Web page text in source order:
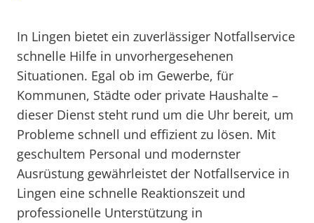
In Lingen bietet ein zuverlässiger Notfallservice
schnelle Hilfe in unvorhergesehenen
Situationen. Egal ob im Gewerbe, für
Kommunen, Städte oder private Haushalte –
dieser Dienst steht rund um die Uhr bereit, um
Probleme schnell und effizient zu lösen. Mit
geschultem Personal und modernster
Ausrüstung gewährleistet der Notfallservice in
Lingen eine schnelle Reaktionszeit und
professionelle Unterstützung in